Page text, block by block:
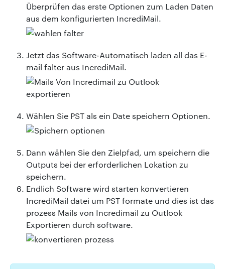
Überprüfen das erste Optionen zum Laden Daten
aus dem konfigurierten IncrediMail.
Jetzt das Software-Automatisch laden all das E-
mail falter aus IncrediMail.
Wählen Sie PST als ein Date speichern Optionen.
Dann wählen Sie den Zielpfad, um speichern die
Outputs bei der erforderlichen Lokation zu
speichern.
Endlich Software wird starten konvertieren
IncrediMail datei um PST formate und dies ist das
prozess Mails von Incredimail zu Outlook
Exportieren durch software.